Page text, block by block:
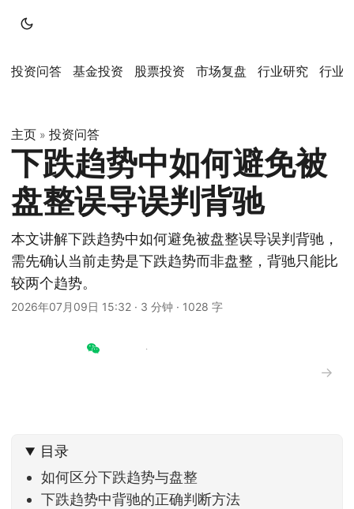
投资问答 基金投资 股票投资 市场复盘 行业研究 行业
主页 » 投资问答
下跌趋势中如何避免被
盘整误导误判背驰
本文讲解下跌趋势中如何避免被盘整误导误判背驰，
需先确认当前走势是下跌趋势而非盘整，背驰只能比
较两个趋势。
2026年07月09日 15:32 · 3 分钟 · 1028 字
→
目录
如何区分下跌趋势与盘整
下跌趋势中背驰的正确判断方法